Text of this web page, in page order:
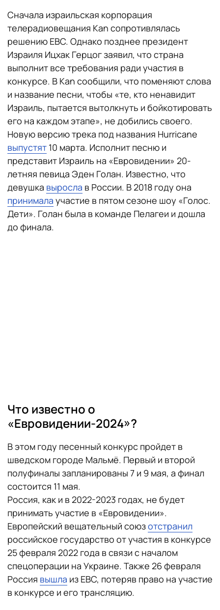
Сначала израильская корпорация
телерадиовещания Kan сопротивлялась
решению EBC. Однако позднее президент
Израиля Ицхак Герцог заявил, что страна
выполнит все требования ради участия в
конкурсе. В Kan сообщили, что поменяют слова
и название песни, чтобы «те, кто ненавидит
Израиль, пытается вытолкнуть и бойкотировать
его на каждом этапе», не добились своего.
Новую версию трека под названия Hurricane
выпустят 10 марта. Исполнит песню и
представит Израиль на «Евровидении» 20-
летняя певица Эден Голан. Известно, что
девушка выросла в России. В 2018 году она
принимала участие в пятом сезоне шоу «Голос.
Дети». Голан была в команде Пелагеи и дошла
до финала.
Что известно о
«Евровидении-2024»?
В этом году песенный конкурс пройдет в
шведском городе Мальмё. Первый и второй
полуфиналы запланированы 7 и 9 мая, а финал
состоится 11 мая.
Россия, как и в 2022-2023 годах, не будет
принимать участие в «Евровидении».
Европейский вещательный союзотстранил
российское государство от участия в конкурсе
25 февраля 2022 года в связи с началом
спецоперации на Украине. Также 26 февраля
Россия вышла из ЕВС, потеряв право на участие
в конкурсе и его трансляцию.